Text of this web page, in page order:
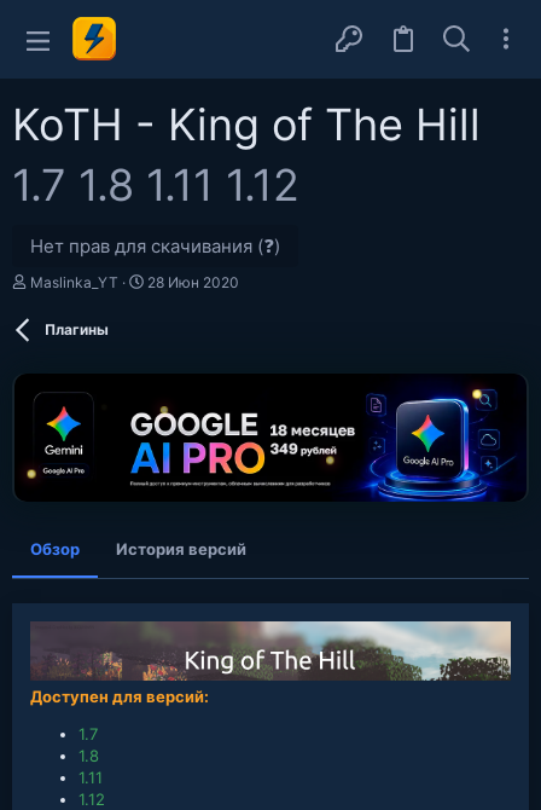
KoTH - King of The Hill
1.7 1.8 1.11 1.12
Нет прав для скачивания (❓)
А
Maslinka_YT
Д
о
д
а
н
и
28 Июн 2020
Плагины
Обзор История версий
Доступен для версий:
1.7
1.8
1.11
1.12